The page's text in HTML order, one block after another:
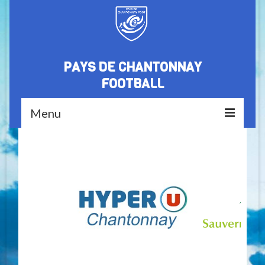
PAYS DE CHANTONNAY
FOOTBALL
Menu
Nos partenaires
Médiathèque